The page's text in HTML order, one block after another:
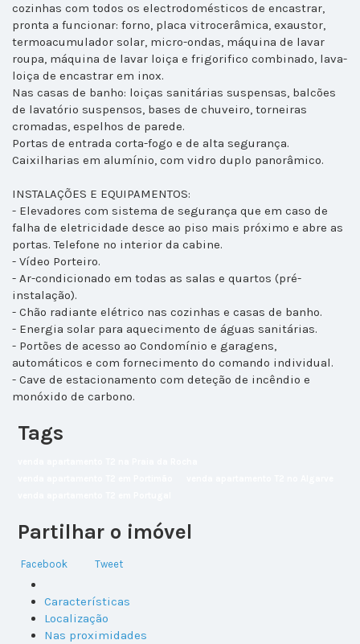
cozinhas com todos os electrodomésticos de encastrar,
pronta a funcionar: forno, placa vitrocerâmica, exaustor,
termoacumulador solar, micro-ondas, máquina de lavar
roupa, máquina de lavar loiça e frigorifico combinado, lava-
loiça de encastrar em inox.
Nas casas de banho: loiças sanitárias suspensas, balcões
de lavatório suspensos, bases de chuveiro, torneiras
cromadas, espelhos de parede.
Portas de entrada corta-fogo e de alta segurança.
Caixilharias em alumínio, com vidro duplo panorâmico.
INSTALAÇÕES E EQUIPAMENTOS:
- Elevadores com sistema de segurança que em caso de
falha de eletricidade desce ao piso mais próximo e abre as
portas. Telefone no interior da cabine.
- Vídeo Porteiro.
- Ar-condicionado em todas as salas e quartos (pré-
instalação).
- Chão radiante elétrico nas cozinhas e casas de banho.
- Energia solar para aquecimento de águas sanitárias.
- Portões de acesso ao Condomínio e garagens,
automáticos e com fornecimento do comando individual.
- Cave de estacionamento com deteção de incêndio e
monóxido de carbono.
Tags
Partilhar o imóvel
Facebook Tweet
Características
Localização
Nas proximidades